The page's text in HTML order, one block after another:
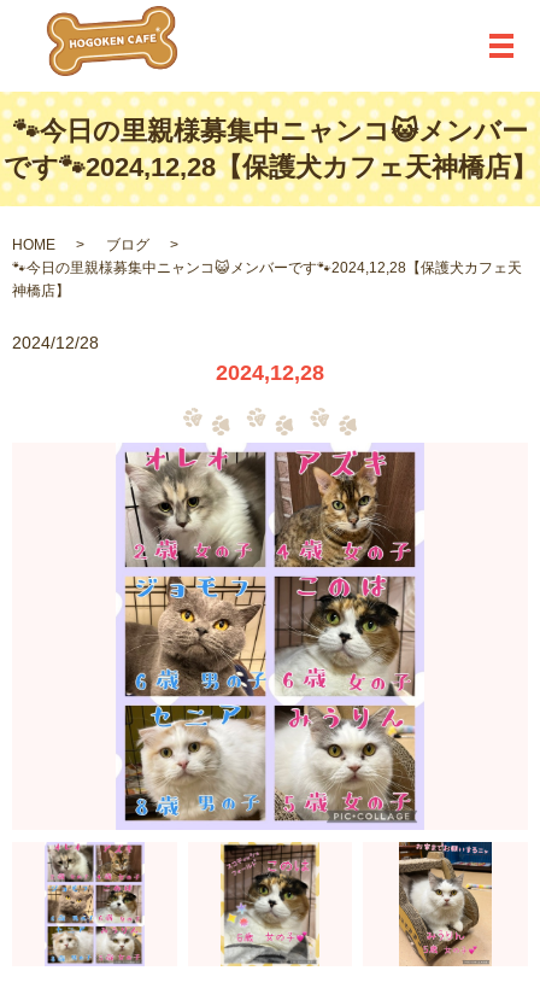
メ
🐾今日の里親様募集中ニャンコ😺メンバー
です🐾2024,12,28【保護犬カフェ天神橋店】
HOME
ブログ
🐾今日の里親様募集中ニャンコ😺メンバーです🐾2024,12,28【保護犬カフェ天
神橋店】
2024/12/28
2024,12,28